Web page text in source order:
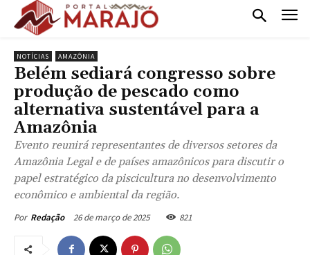
NOTÍCIAS AMAZÔNIA
Belém sediará congresso sobre
produção de pescado como
alternativa sustentável para a
Amazônia
Evento reunirá representantes de diversos setores da
Amazônia Legal e de países amazônicos para discutir o
papel estratégico da piscicultura no desenvolvimento
econômico e ambiental da região.
Por Redação 26 de março de 2025 821